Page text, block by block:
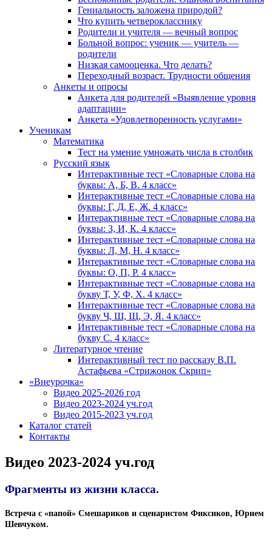
Гениальность заложена природой?
Что купить четверокласснику
Родители и учителя — вечный вопрос
Больной вопрос: ученик — учитель —
родители
Низкая самооценка. Что делать?
Переходный возраст. Трудности общения
Анкеты и опросы
Анкета для родителей «Выявление уровня
адаптации»
Анкета «Удовлетворенность услугами»
Ученикам
Математика
Тест на умение умножать числа в столбик
Русский язык
Интерактивные тест «Словарные слова на
буквы: А, Б, В. 4 класс»
Интерактивные тест «Словарные слова на
буквы: Г, Д, Е, Ж. 4 класс»
Интерактивные тест «Словарные слова на
буквы: З, И, К. 4 класс»
Интерактивные тест «Словарные слова на
буквы: Л, М, Н. 4 класс»
Интерактивные тест «Словарные слова на
буквы: О, П, Р. 4 класс»
Интерактивные тест «Словарные слова на
букву Т, У, Ф, Х. 4 класс»
Интерактивные тест «Словарные слова на
букву Ч, Ш, Щ, Э, Я. 4 класс»
Интерактивные тест «Словарные слова на
букву С. 4 класс»
Литературное чтение
Интерактивный тест по рассказу В.П.
Астафьева «Стрижонок Скрип»
«Внеурочка»
Видео 2025-2026 год
Видео 2023-2024 уч.год
Видео 2015-2023 уч.год
Каталог статей
Контакты
Видео 2023-2024 уч.год
Фрагменты из жизни класса.
Встреча с «папой» Смешариков и сценаристом Фиксиков, Юрием
Шевчуком.